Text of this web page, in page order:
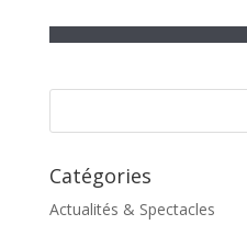
Catégories
Actualités & Spectacles